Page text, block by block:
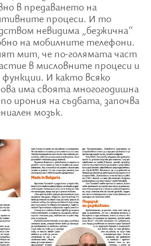
в предаването на
процеси. И то
невидима „безжична“
на мобилните телефони.
мит, че по-голямата част
в мисловните процеси и
И както всяко
има своята многогодишна
ирония на съдбата, започва
мозък.